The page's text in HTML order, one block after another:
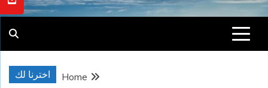
اخترنا لك
Home